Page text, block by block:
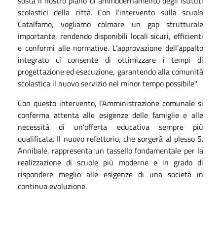
scolastici della città. Con l’intervento sulla scuola
Catalfamo, vogliamo colmare un gap strutturale
importante, rendendo disponibili locali sicuri, efficienti
e conformi alle normative. L’approvazione dell’appalto
integrato ci consente di ottimizzare i tempi di
progettazione ed esecuzione, garantendo alla comunità
scolastica il nuovo servizio nel minor tempo possibile".
Con questo intervento, l’Amministrazione comunale si
conferma attenta alle esigenze delle famiglie e alle
necessità di un’offerta educativa sempre più
qualificata. Il nuovo refettorio, che sorgerà al plesso S.
Annibale, rappresenta un tassello fondamentale per la
realizzazione di scuole più moderne e in grado di
rispondere meglio alle esigenze di una società in
continua evoluzione.